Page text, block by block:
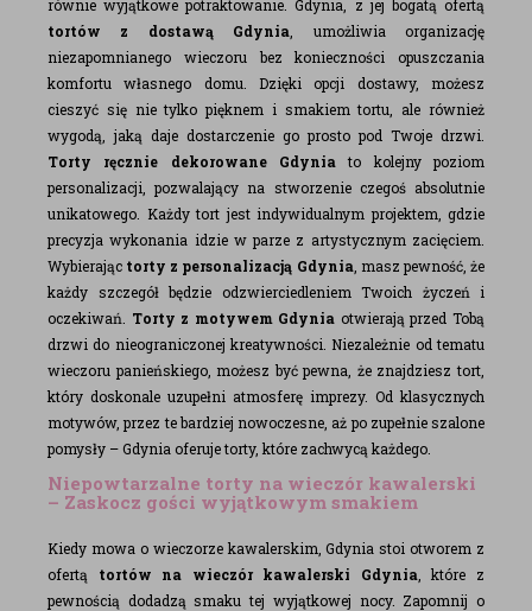
równie wyjątkowe potraktowanie. Gdynia, z jej bogatą ofertą
tortów z dostawą Gdynia , umożliwia organizację
niezapomnianego wieczoru bez konieczności opuszczania
komfortu własnego domu. Dzięki opcji dostawy, możesz
cieszyć się nie tylko pięknem i smakiem tortu, ale również
wygodą, jaką daje dostarczenie go prosto pod Twoje drzwi.
Torty ręcznie dekorowane Gdynia to kolejny poziom
personalizacji, pozwalający na stworzenie czegoś absolutnie
unikatowego. Każdy tort jest indywidualnym projektem, gdzie
precyzja wykonania idzie w parze z artystycznym zacięciem.
Wybierając torty z personalizacją Gdynia , masz pewność, że
każdy szczegół będzie odzwierciedleniem Twoich życzeń i
oczekiwań. Torty z motywem Gdynia otwierają przed Tobą
drzwi do nieograniczonej kreatywności. Niezależnie od tematu
wieczoru panieńskiego, możesz być pewna, że znajdziesz tort,
który doskonale uzupełni atmosferę imprezy. Od klasycznych
motywów, przez te bardziej nowoczesne, aż po zupełnie szalone
pomysły – Gdynia oferuje torty, które zachwycą każdego.
Niepowtarzalne torty na wieczór kawalerski
– Zaskocz gości wyjątkowym smakiem
Kiedy mowa o wieczorze kawalerskim, Gdynia stoi otworem z
ofertą tortów na wieczór kawalerski Gdynia , które z
pewnością dodadzą smaku tej wyjątkowej nocy. Zapomnij o